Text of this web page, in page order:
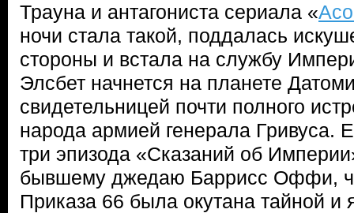
Трауна и антагониста сериала «
ночи стала такой, поддалась
стороны и встала на службу
Элсбет начнется на планете
свидетельницей почти полного
народа армией генерала Гривуса.
три эпизода «Сказаний об
бывшему джедаю Баррисс Оффи,
Приказа 66 была окутана тайной и